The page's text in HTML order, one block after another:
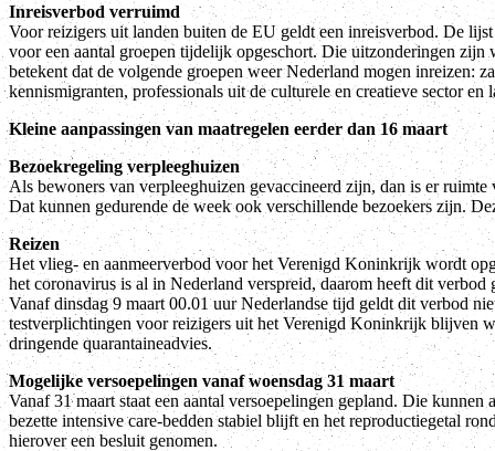
Inreisverbod verruimd
Voor reizigers uit landen buiten de EU geldt een inreisverbod. De
voor een aantal groepen tijdelijk opgeschort. Die uitzonderingen zijn
betekent dat de volgende groepen weer Nederland mogen inreizen:
kennismigranten, professionals uit de culturele en creatieve sector en
Kleine aanpassingen van maatregelen eerder dan 16 maart
Bezoekregeling verpleeghuizen
Als bewoners van verpleeghuizen gevaccineerd zijn, dan is er ruimte
Dat kunnen gedurende de week ook verschillende bezoekers zijn.
Reizen
Het vlieg- en aanmeerverbod voor het Verenigd Koninkrijk wordt
het coronavirus is al in Nederland verspreid, daarom heeft dit verbod
Vanaf dinsdag 9 maart 00.01 uur Nederlandse tijd geldt dit verbod
testverplichtingen voor reizigers uit het Verenigd Koninkrijk blijven
dringende quarantaineadvies.
Mogelijke versoepelingen vanaf woensdag 31 maart
Vanaf 31 maart staat een aantal versoepelingen gepland. Die kunnen
bezette intensive care-bedden stabiel blijft en het reproductiegetal
hierover een besluit genomen.